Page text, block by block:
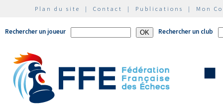
Plan du site | Contact | Publications | Mon
Rechercher un joueur Rechercher un club